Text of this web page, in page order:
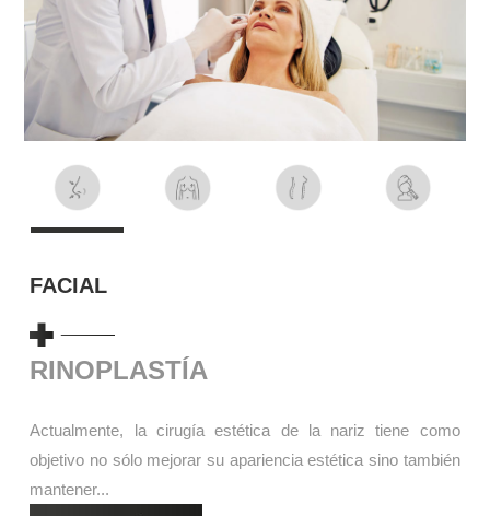
FACIAL
RINOPLASTÍA
Actualmente, la cirugía estética de la nariz tiene como
objetivo no sólo mejorar su apariencia estética sino también
mantener...